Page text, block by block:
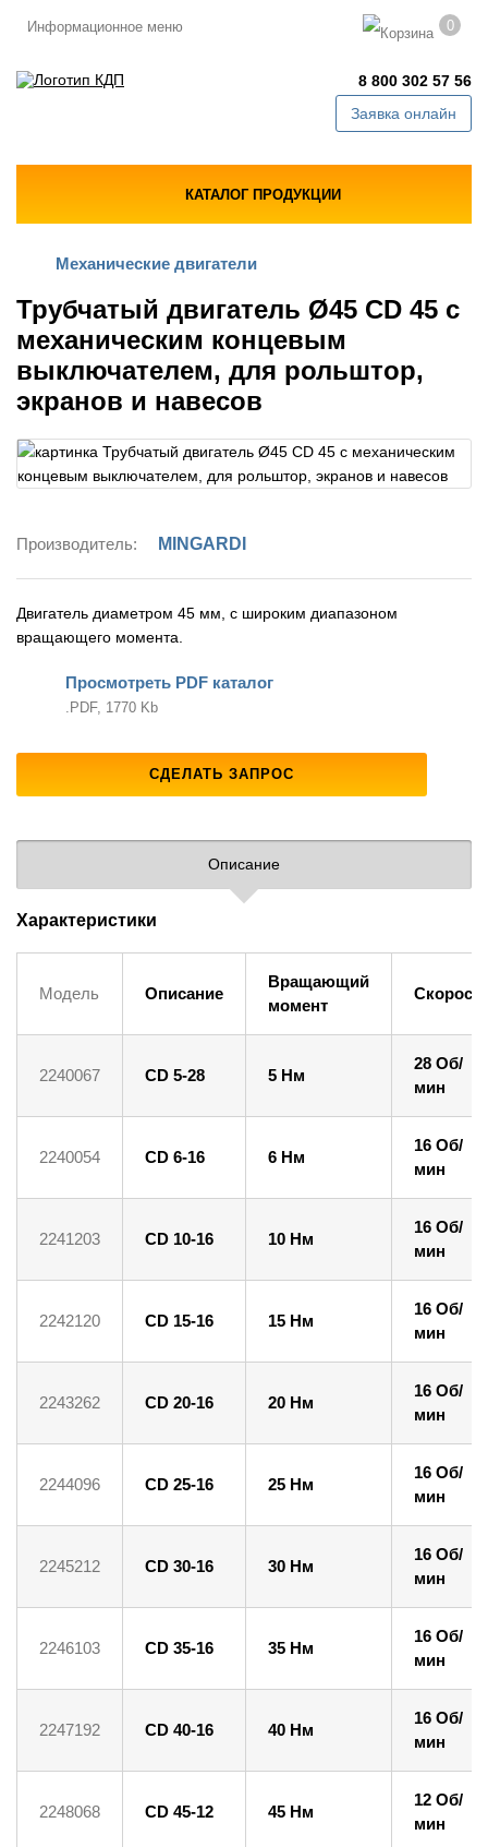
Информационное меню 0
8 800 302 57 56
Заявка онлайн
КАТАЛОГ ПРОДУКЦИИ
Механические двигатели
Трубчатый двигатель Ø45 CD 45 с
механическим концевым
выключателем, для рольштор,
экранов и навесов
Производитель: MINGARDI
Двигатель диаметром 45 мм, с широким диапазоном
вращающего момента.
Просмотреть PDF каталог
.PDF, 1770 Kb
СДЕЛАТЬ ЗАПРОС
Описание
Характеристики
Модель Описание
Вращающий
момент
2240067 CD 5-28 5 Нм
28 Об/
мин
2240054 CD 6-16 6 Нм
16 Об/
мин
2241203 CD 10-16 10 Нм
16 Об/
мин
2242120 CD 15-16 15 Нм
16 Об/
мин
2243262 CD 20-16 20 Нм
16 Об/
мин
2244096 CD 25-16 25 Нм
16 Об/
мин
2245212 CD 30-16 30 Нм
16 Об/
мин
2246103 CD 35-16 35 Нм
16 Об/
мин
2247192 CD 40-16 40 Нм
16 Об/
мин
2248068 CD 45-12 45 Нм
12 Об/
мин